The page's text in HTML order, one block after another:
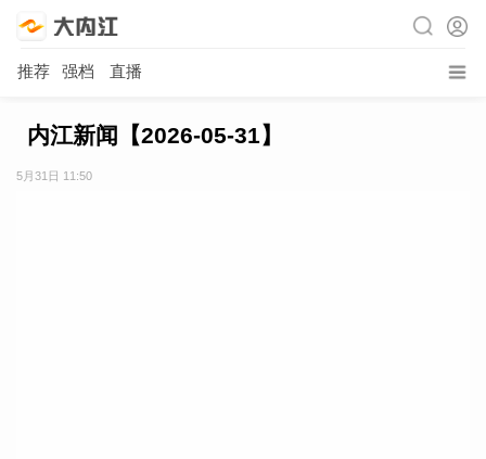
推荐 强档 直播
内江新闻【2026-05-31】
5月31日 11:50